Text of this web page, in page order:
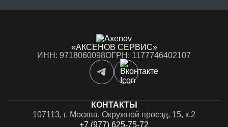
«АКСЕНОВ СЕРВИС»
ИНН: 9718060098ОГРН: 1177746402107
КОНТАКТЫ
107113, г. Москва, Окружной проезд, 15, к.2
+7 (977) 625-75-72